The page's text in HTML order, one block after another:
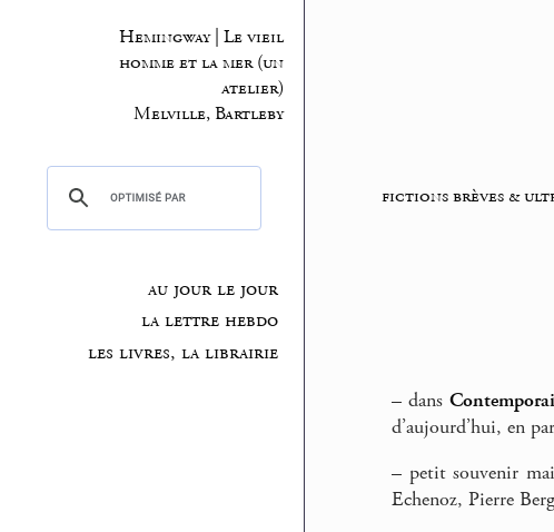
Hemingway | Le vieil
homme et la mer (un
atelier)
Melville, Bartleby
au jour le jour
la lettre hebdo
les livres, la librairie
fictions brèves &
– dans
d’aujourd’hui, en
– petit souvenir
Echenoz, Pierre